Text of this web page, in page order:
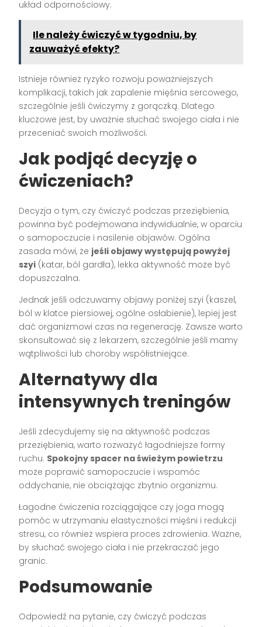
układ odpornościowy.
Ile należy ćwiczyć w tygodniu, by
zauważyć efekty?
Istnieje również ryzyko rozwoju poważniejszych
komplikacji, takich jak zapalenie mięśnia sercowego,
szczególnie jeśli ćwiczymy z gorączką. Dlatego
kluczowe jest, by uważnie słuchać swojego ciała i nie
przeceniać swoich możliwości.
Jak podjąć decyzję o
ćwiczeniach?
Decyzja o tym, czy ćwiczyć podczas przeziębienia,
powinna być podejmowana indywidualnie, w oparciu
o samopoczucie i nasilenie objawów. Ogólna
zasada mówi, że jeśli objawy występują powyżej
szyi (katar, ból gardła), lekka aktywność może być
dopuszczalna.
Jednak jeśli odczuwamy objawy poniżej szyi (kaszel,
ból w klatce piersiowej, ogólne osłabienie), lepiej jest
dać organizmowi czas na regenerację. Zawsze warto
skonsultować się z lekarzem, szczególnie jeśli mamy
wątpliwości lub choroby współistniejące.
Alternatywy dla
intensywnych treningów
Jeśli zdecydujemy się na aktywność podczas
przeziębienia, warto rozważyć łagodniejsze formy
ruchu. Spokojny spacer na świeżym powietrzu
może poprawić samopoczucie i wspomóc
oddychanie, nie obciążając zbytnio organizmu.
Łagodne ćwiczenia rozciągające czy joga mogą
pomóc w utrzymaniu elastyczności mięśni i redukcji
stresu, co również wspiera proces zdrowienia. Ważne,
by słuchać swojego ciała i nie przekraczać jego
granic.
Podsumowanie
Odpowiedź na pytanie, czy ćwiczyć podczas